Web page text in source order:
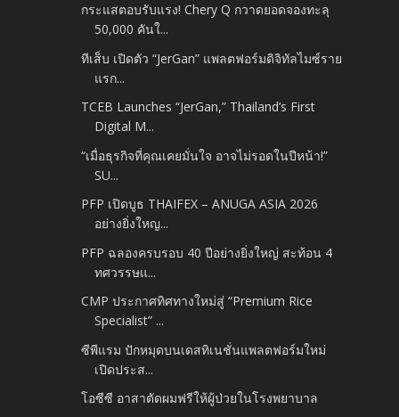
กระแสตอบรับแรง! Chery Q กวาดยอดจองทะลุ
50,000 คันใ...
ทีเส็บ เปิดตัว “JerGan” แพลตฟอร์มดิจิทัลไมซ์ราย
แรก...
TCEB Launches “JerGan,” Thailand’s First
Digital M...
“เมื่อธุรกิจที่คุณเคยมั่นใจ อาจไม่รอดในปีหน้า!”
SU...
PFP เปิดบูธ THAIFEX – ANUGA ASIA 2026
อย่างยิ่งใหญ...
PFP ฉลองครบรอบ 40 ปีอย่างยิ่งใหญ่ สะท้อน 4
ทศวรรษแ...
CMP ประกาศทิศทางใหม่สู่ “Premium Rice
Specialist” ...
ซีพีแรม ปักหมุดบนเดสทิเนชั่นแพลตฟอร์มใหม่
เปิดประส...
โอซีซี อาสาตัดผมฟรีให้ผู้ป่วยในโรงพยาบาล